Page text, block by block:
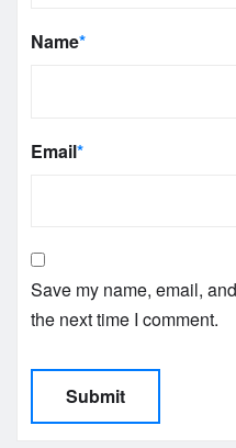
Name*
Email*
Save my name, email,
the next time I comment.